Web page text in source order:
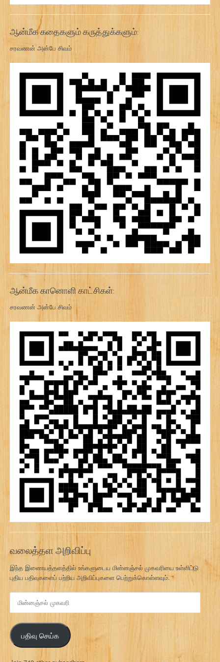
ஆன்மீக கதைகளும் கருத்துக்களும்:
சரவணன் அன்பே சிவம்
ஆன்மீக கானொளி காட்சிகள்:
சரவணன் அன்பே சிவம்
வலைத்தள அறிவிப்பு
இந்த இணையத்தளத்தில் உங்களுடைய மின்னஞ்சல் முகவரியை உள்ளிட்டு
புதிய பதிவுகளைப் பற்றிய அறிவிப்புகளை பெற்றுக்கொள்ளவும்.
ன
ஞ்
ச
ல்
பதிவு செய்க